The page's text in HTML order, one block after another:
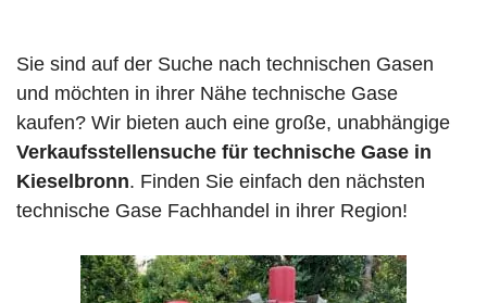
Sie sind auf der Suche nach technischen Gasen
und möchten in ihrer Nähe technische Gase
kaufen? Wir bieten auch eine große, unabhängige
Verkaufsstellensuche für technische Gase in
Kieselbronn. Finden Sie einfach den nächsten
technische Gase Fachhandel in ihrer Region!